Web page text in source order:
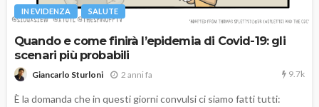
IN EVIDENZA SALUTE
Quando e come finirà l’epidemia di Covid-19: gli
scenari più probabili
Giancarlo Sturloni 2 anni fa 9.7k
È la domanda che in questi giorni convulsi ci siamo fatti tutti: